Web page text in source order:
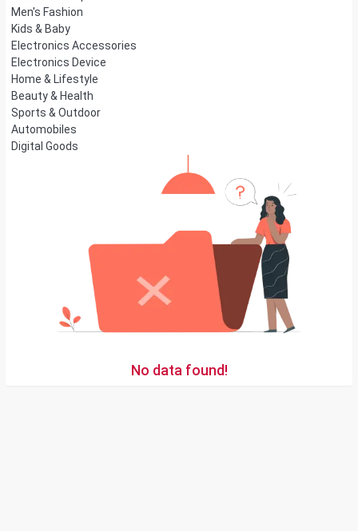
Men's Fashion
Kids & Baby
Electronics Accessories
Electronics Device
Home & Lifestyle
Beauty & Health
Sports & Outdoor
Automobiles
Digital Goods
No data found!